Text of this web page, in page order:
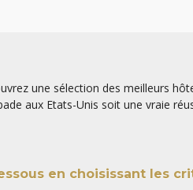
une sélection des meilleurs
aux Etats-Unis soit une vraie
en choisissant les